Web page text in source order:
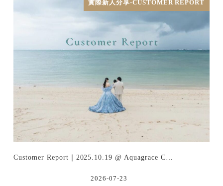
實際新人分享-CUSTOMER REPORT
Customer Report｜2025.10.19 @ Aquagrace C…
2026-07-23